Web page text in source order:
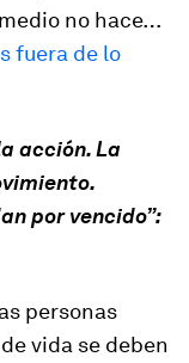
no hace…
fuera de lo
acción. La
por vencido”:
personas
vida se deben